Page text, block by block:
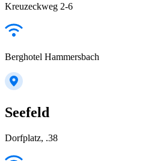
Kreuzeckweg 2-6
Berghotel Hammersbach
Seefeld
Dorfplatz, .38